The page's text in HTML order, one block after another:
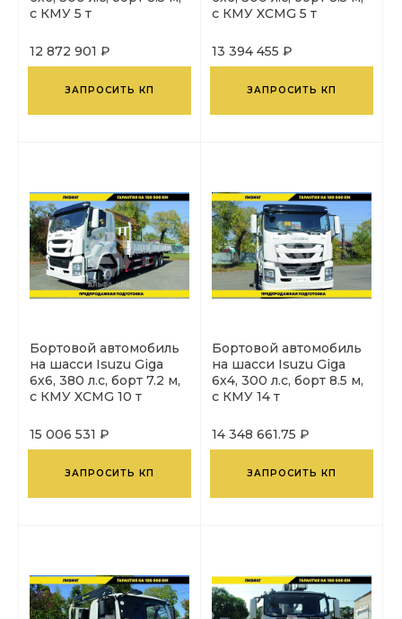
с КМУ 5 т
12 872 901 ₽
ЗАПРОСИТЬ КП
с КМУ XCMG 5 т
13 394 455 ₽
ЗАПРОСИТЬ КП
Бортовой автомобиль
на шасси Isuzu Giga
6х6, 380 л.с, борт 7.2 м,
с КМУ XCMG 10 т
15 006 531 ₽
ЗАПРОСИТЬ КП
Бортовой автомобиль
на шасси Isuzu Giga
6х4, 300 л.с, борт 8.5 м,
с КМУ 14 т
14 348 661.75 ₽
ЗАПРОСИТЬ КП